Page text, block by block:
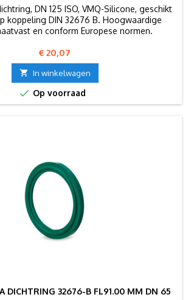
DN 125 ISO, VMQ-Silicone, geschikt
koppeling DIN 32676 B. Hoogwaardige
en conform Europese normen.
Prijs
€ 20,07
 In winkelwagen
 Op voorraad
DICHTRING 32676-B FL91.00 MM DN 65